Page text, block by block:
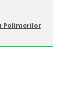
Polimerilor